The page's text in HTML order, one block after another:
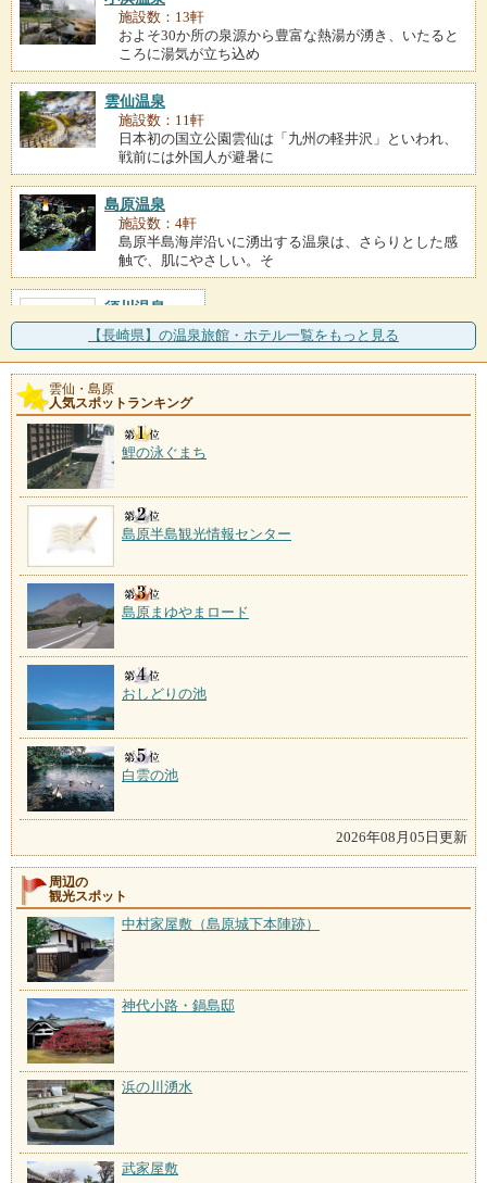
施設数：13軒
およそ30か所の泉源から豊富な熱湯が湧き、いたると
ころに湯気が立ち込め
雲仙温泉
施設数：11軒
日本初の国立公園雲仙は「九州の軽井沢」といわれ、
戦前には外国人が避暑に
島原温泉
施設数：4軒
島原半島海岸沿いに湧出する温泉は、さらりとした感
触で、肌にやさしい。そ
須川温泉
施設数：1軒
原城温泉
施設数：1軒
島原の乱の悲史を秘める原城跡の隣に建つ「原城温泉
真砂」。公共施設だが
【長崎県】の温泉旅館・ホテル一覧をもっと見る
雲仙・島原
人気スポットランキング
鯉の泳ぐまち
島原半島観光情報センター
島原まゆやまロード
おしどりの池
白雲の池
2026年08月05日更新
周辺の
観光スポット
中村家屋敷（島原城下本陣跡）
神代小路・鍋島邸
浜の川湧水
武家屋敷